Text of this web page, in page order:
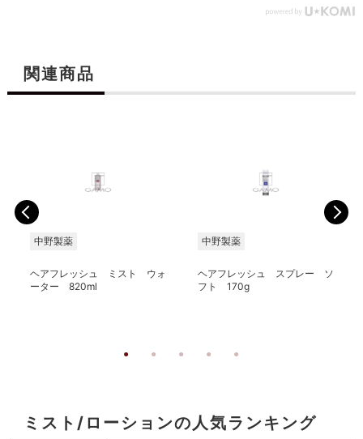
関連商品
中野製薬
ヘアフレッシュ ミスト ウォ
ーター 820ml
中野製薬
ヘアフレッシュ スプレー ソ
フト 170g
ミスト/ローションの人気ランキング